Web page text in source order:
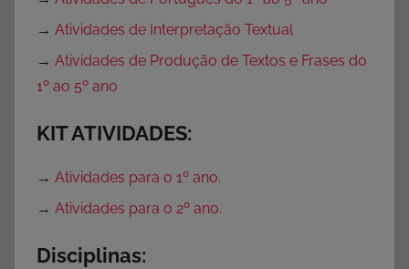
→ Atividades de Interpretação Textual
→ Atividades de Produção de Textos e Frases do
1º ao 5º ano
KIT ATIVIDADES:
→ Atividades para o 1º ano.
→ Atividades para o 2º ano.
Disciplinas: